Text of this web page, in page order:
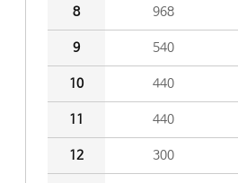
8 968
9 540
10 440
11 440
12 300